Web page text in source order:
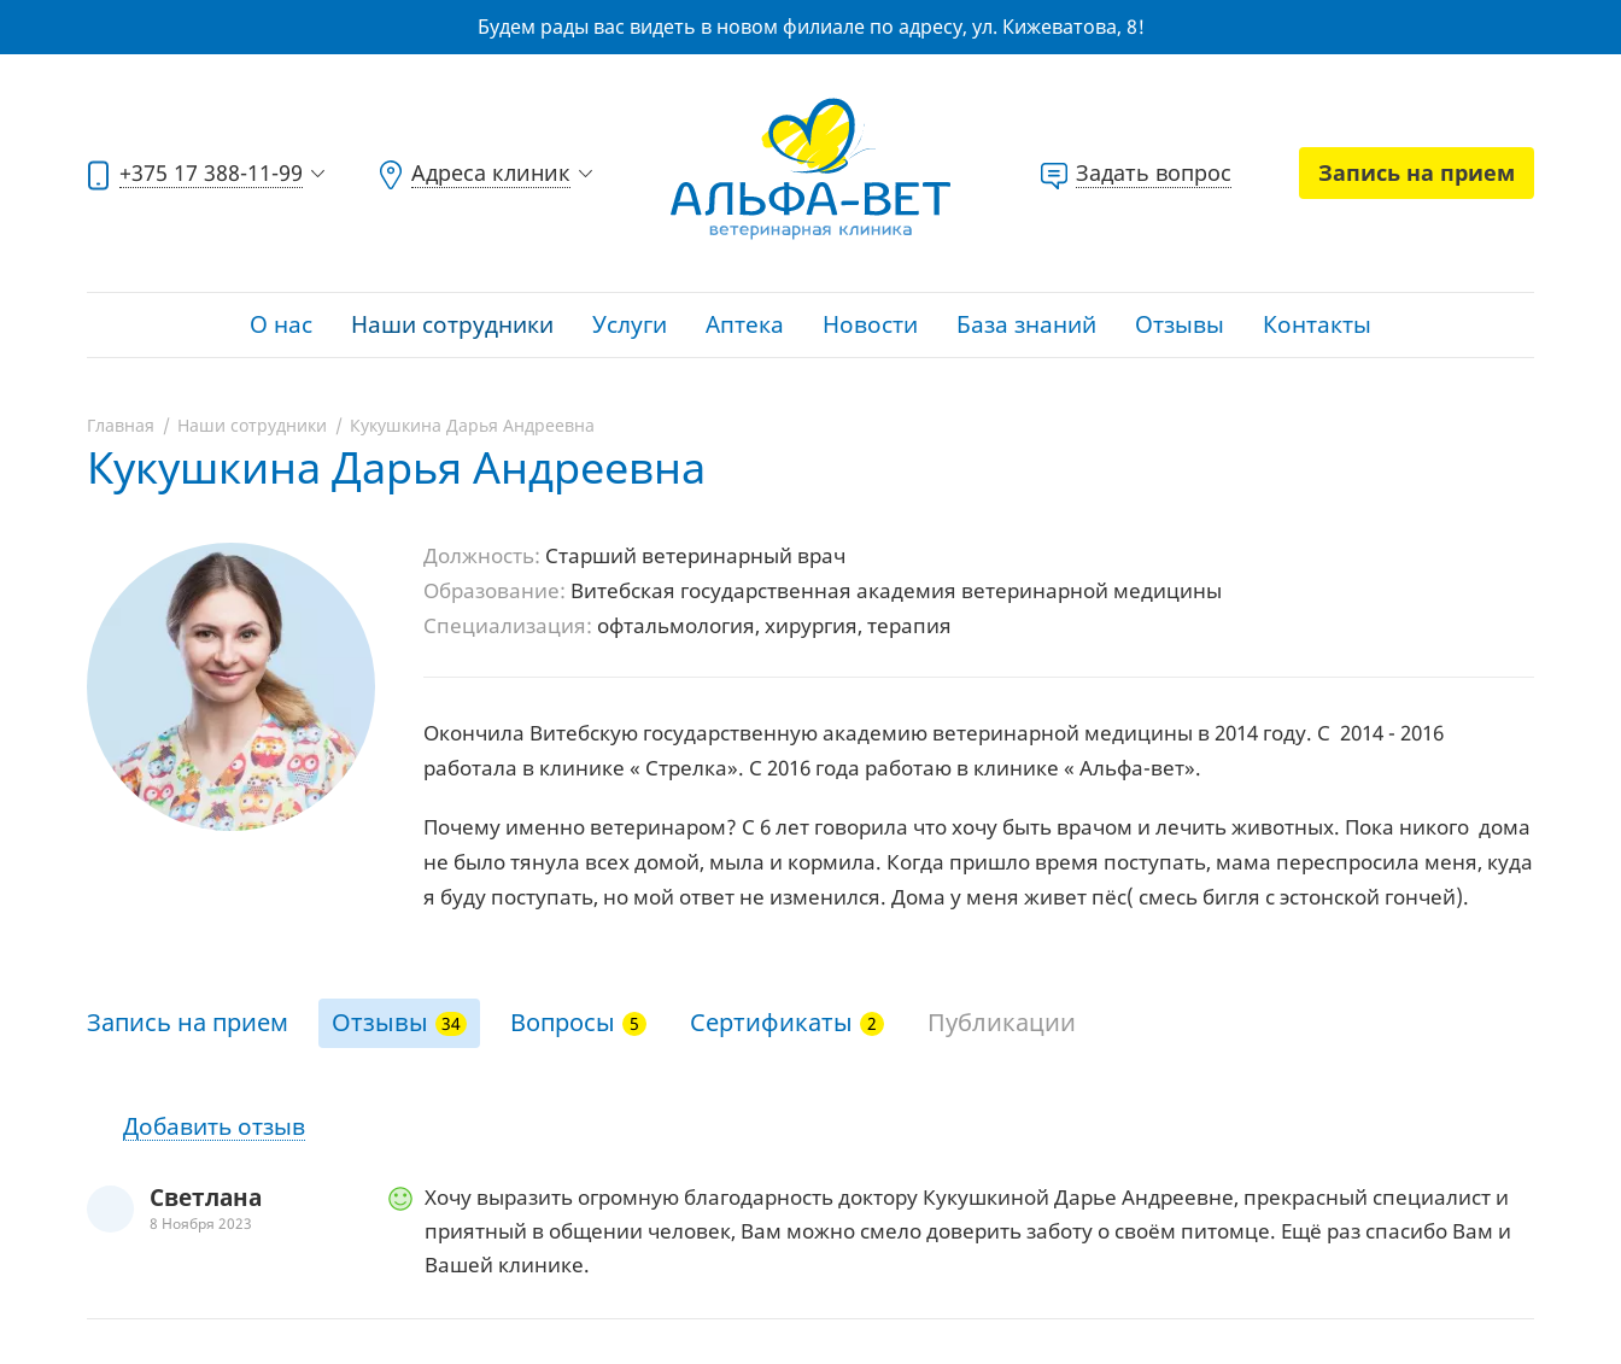
Будем рады вас видеть в новом филиале по адресу, ул. Кижеватова, 8!
+375 17 388-11-99 Адреса клиник Задать вопрос Запись на прием
О нас Наши сотрудники Услуги Аптека Новости База знаний Отзывы Контакты
Главная Наши сотрудники Кукушкина Дарья Андреевна
Кукушкина Дарья Андреевна
Должность: Старший ветеринарный врач
Образование: Витебская государственная академия ветеринарной медицины
Специализация: офтальмология, хирургия, терапия
Окончила Витебскую государственную академию ветеринарной медицины в 2014 году. С 2014 - 2016
работала в клинике « Стрелка». С 2016 года работаю в клинике « Альфа-вет».
Почему именно ветеринаром? С 6 лет говорила что хочу быть врачом и лечить животных. Пока никого дома
не было тянула всех домой, мыла и кормила. Когда пришло время поступать, мама переспросила меня, куда
я буду поступать, но мой ответ не изменился. Дома у меня живет пёс( смесь бигля с эстонской гончей).
Запись на прием Отзывы Вопросы Сертификаты Публикации
Добавить отзыв
Светлана
8 Ноября 2023
Хочу выразить огромную благодарность доктору Кукушкиной Дарье Андреевне, прекрасный специалист и
приятный в общении человек, Вам можно смело доверить заботу о своём питомце. Ещё раз спасибо Вам и
Вашей клинике.